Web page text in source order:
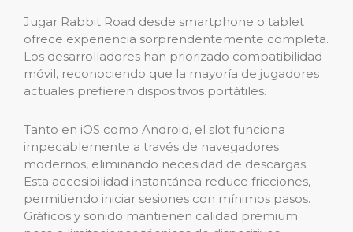
Jugar Rabbit Road desde smartphone o tablet
ofrece experiencia sorprendentemente completa.
Los desarrolladores han priorizado compatibilidad
móvil, reconociendo que la mayoría de jugadores
actuales prefieren dispositivos portátiles.
Tanto en iOS como Android, el slot funciona
impecablemente a través de navegadores
modernos, eliminando necesidad de descargas.
Esta accesibilidad instantánea reduce fricciones,
permitiendo iniciar sesiones con mínimos pasos.
Gráficos y sonido mantienen calidad premium